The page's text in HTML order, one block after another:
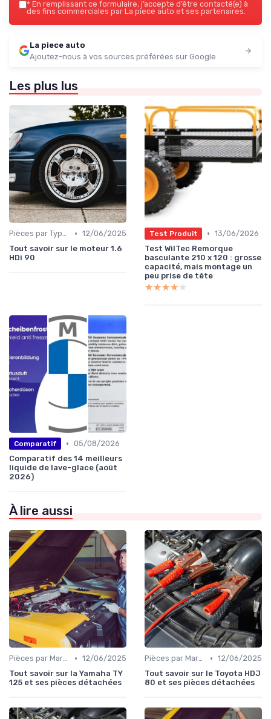
* En remplissant ce formulaire, j’accepte d’être contacté(e) à
des fins commerciales par La piece auto et ses partenaires.
La piece auto
Ajoutez-nous à vos sources préférées sur Google
Les plus lus
Pièces par Type (Freins, Moteur, etc.) • 12/06/2025
Tout savoir sur le moteur 1.6
HDi 90
Test Produit • 13/06/2026
Test WilTec Remorque
basculante 210 x 120 : grosse
capacité, mais montage un
peu prise de tête
★★★★★
★★★★★
Comparatif • 05/08/2026
Comparatif des 14 meilleurs
liquide de lave-glace (août
2026)
À lire aussi
Pièces par Marque de Voiture • 12/06/2025
Tout savoir sur la Yamaha TY
125 et ses pièces détachées
Pièces par Marque de Voiture • 12/06/2025
Tout savoir sur le Toyota HDJ
80 et ses pièces détachées